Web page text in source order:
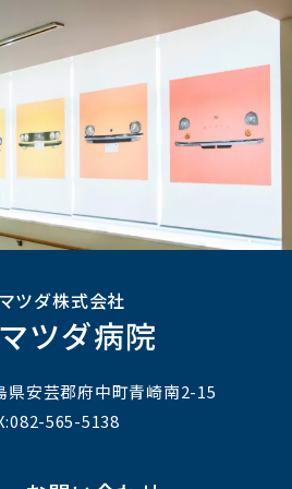
マツダ株式会社
マツダ病院
県安芸郡府中町⻘崎南2-15
565-5138